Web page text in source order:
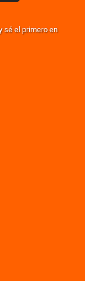
sé el primero en